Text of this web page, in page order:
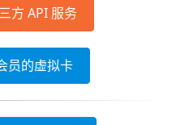
方 API 服务
员的虚拟卡